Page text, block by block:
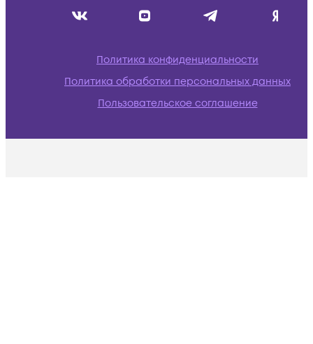
Политика конфиденциальности
Политика обработки персональных данных
Пользовательское соглашение